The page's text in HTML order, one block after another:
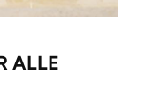
ALLE